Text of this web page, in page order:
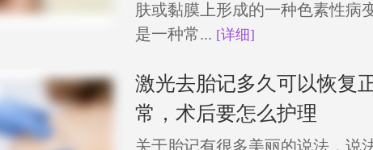
肤或黏膜上形成的一种色素性病
是一种常... [详细]
激光去胎记多久可以恢复
常，术后要怎么护理
关于胎记有很多美丽的说法，说